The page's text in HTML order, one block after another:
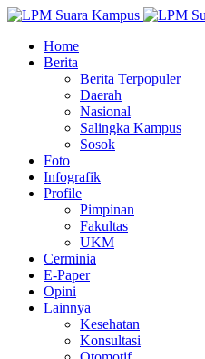
Home
Berita
Berita Terpopuler
Daerah
Nasional
Salingka Kampus
Sosok
Foto
Infografik
Profile
Pimpinan
Fakultas
UKM
Cerminia
E-Paper
Opini
Lainnya
Kesehatan
Konsultasi